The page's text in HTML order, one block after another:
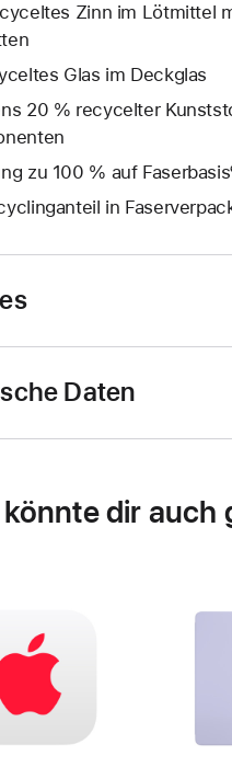
Zinn im Lötmittel
Glas im Deckglas
20 % recycelter
zu 100 % auf
in
Daten
dir auch